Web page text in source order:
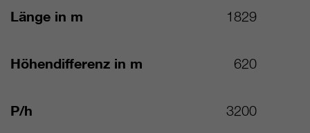
Länge in m 1829
Höhendifferenz in m 620
P/h 3200